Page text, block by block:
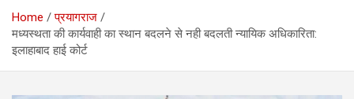
Home
प्रयागराज
मध्यस्थता की कार्यवाही का स्थान बदलने से नही बदलती न्यायिक अधिकारिता:
इलाहाबाद हाई कोर्ट